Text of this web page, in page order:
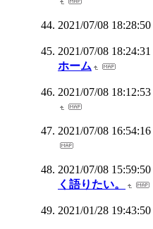
2021/07/08 18:28:50
2021/07/08 18:24:31
ホーム
2021/07/08 18:12:53
2021/07/08 16:54:16
2021/07/08 15:59:50
く語りたい。
2021/01/28 19:43:50